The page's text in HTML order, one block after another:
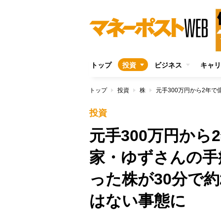
トップ 投資 ビジネス キャ
トップ 投資 株
投資
元手300万円から
家・ゆずさんの
った株が30分で
はない事態に